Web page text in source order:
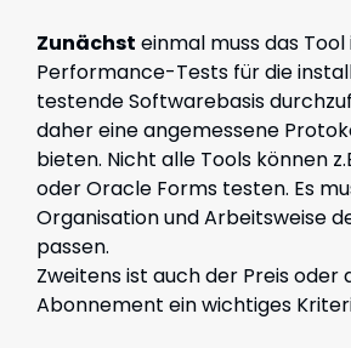
Zunächst einmal muss das Tool
Performance-Tests für die
testende Softwarebasis
daher eine angemessene
bieten. Nicht alle Tools können
oder Oracle Forms testen. Es
Organisation und Arbeitsweise
passen.
Zweitens ist auch der Preis oder
Abonnement ein wichtiges